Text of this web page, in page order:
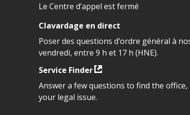
Le Centre d’appel est fermé
Clavardage en direct
Poser des questions d’ordre général à
vendredi, entre 9 h et 17 h (HNE).
Service Finder
Answer a few questions to find the
your legal issue.